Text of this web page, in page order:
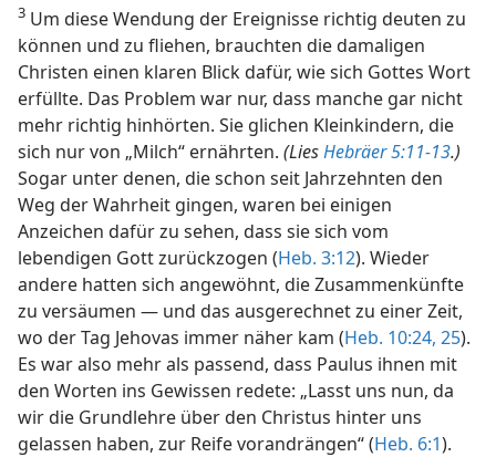
3 Um diese Wendung der Ereignisse richtig deuten zu
können und zu fliehen, brauchten die damaligen
Christen einen klaren Blick dafür, wie sich Gottes Wort
erfüllte. Das Problem war nur, dass manche gar nicht
mehr richtig hinhörten. Sie glichen Kleinkindern, die
sich nur von „Milch“ ernährten. (LiesHebräer 5:11-13.)
Sogar unter denen, die schon seit Jahrzehnten den
Weg der Wahrheit gingen, waren bei einigen
Anzeichen dafür zu sehen, dass sie sich vom
lebendigen Gott zurückzogen (Heb. 3:12). Wieder
andere hatten sich angewöhnt, die Zusammenkünfte
zu versäumen — und das ausgerechnet zu einer Zeit,
wo der Tag Jehovas immer näher kam (Heb. 10:24, 25).
Es war also mehr als passend, dass Paulus ihnen mit
den Worten ins Gewissen redete: „Lasst uns nun, da
wir die Grundlehre über den Christus hinter uns
gelassen haben, zur Reife vorandrängen“ (Heb. 6:1).